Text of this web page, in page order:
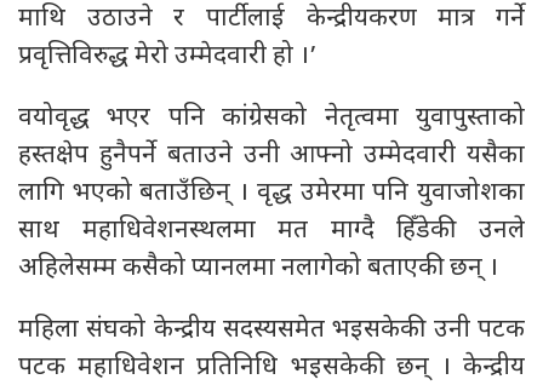
माथि उठाउने र पार्टीलाई केन्द्रीयकरण मात्र गर्ने
प्रवृत्तिविरुद्ध मेरो उम्मेदवारी हो ।’
वयोवृद्ध भएर पनि कांग्रेसको नेतृत्वमा युवापुस्ताको
हस्तक्षेप हुनैपर्ने बताउने उनी आफ्नो उम्मेदवारी यसैका
लागि भएको बताउँछिन् । वृद्ध उमेरमा पनि युवाजोशका
साथ महाधिवेशनस्थलमा मत माग्दै हिँडेकी उनले
अहिलेसम्म कसैको प्यानलमा नलागेको बताएकी छन् ।
महिला संघको केन्द्रीय सदस्यसमेत भइसकेकी उनी पटक
पटक महाधिवेशन प्रतिनिधि भइसकेकी छन् । केन्द्रीय